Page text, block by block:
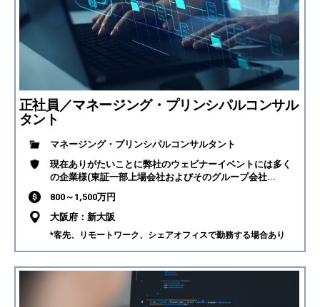
正社員／マネージング・プリンシパルコンサル
タント
マネージング・プリンシパルコンサルタント
現在ありがたいことに弊社のウェビナーイベントには多く
の企業様(東証一部上場会社およびそのグループ会社...
800～1,500万円
大阪府：新大阪
*客先、リモートワーク、シェアオフィスで勤務する場合あり